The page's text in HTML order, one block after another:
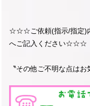
☆☆☆ご依頼(指示/指定)
へご記入ください☆☆☆
〝その他ご不明な点は